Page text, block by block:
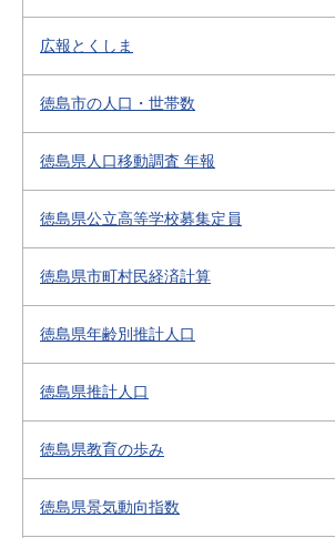
広報とくしま
徳島市の人口・世帯数
徳島県人口移動調査 年報
徳島県公立高等学校募集定員
徳島県市町村民経済計算
徳島県年齢別推計人口
徳島県推計人口
徳島県教育の歩み
徳島県景気動向指数